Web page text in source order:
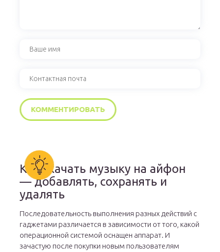
Как скачать музыку на айфон
— добавлять, сохранять и
удалять
Последовательность выполнения разных действий с
гаджетами различается в зависимости от того, какой
операционной системой оснащен аппарат. И
зачастую после покупки новым пользователям